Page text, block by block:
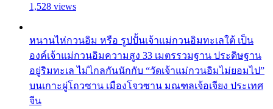
1,528 views
หนานไห่กวนอิม หรือ รูปปั้นเจ้าแม่กวนอิมทะเลใต้ เป็น
องค์เจ้าแม่กวนอิมความสูง 33 เมตรรวมฐาน ประดิษฐาน
อยู่ริมทะเล ไม่ไกลกันนักกับ “วัดเจ้าแม่กวนอิมไม่ยอมไป”
บนเกาะผู่โถวซาน เมืองโจวซาน มณฑลเจ้อเจียง ประเทศ
จีน